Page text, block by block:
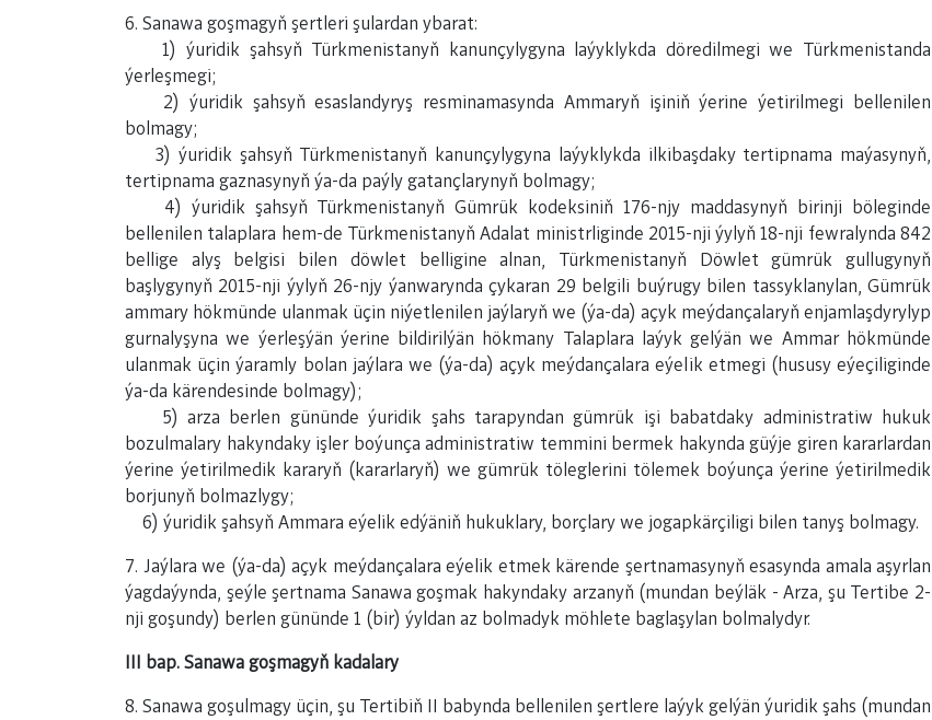
6. Sanawa goşmagyň şertleri şulardan ybarat:
1) ýuridik şahsyň Türkmenistanyň kanunçylygyna laýyklykda döredilmegi we Türkmenistanda
ýerleşmegi;
2) ýuridik şahsyň esaslandyryş resminamasynda Ammaryň işiniň ýerine ýetirilmegi bellenilen
bolmagy;
3) ýuridik şahsyň Türkmenistanyň kanunçylygyna laýyklykda ilkibaşdaky tertipnama maýasynyň,
tertipnama gaznasynyň ýa-da paýly gatançlarynyň bolmagy;
4) ýuridik şahsyň Türkmenistanyň Gümrük kodeksiniň 176-njy maddasynyň birinji böleginde
bellenilen talaplara hem-de Türkmenistanyň Adalat ministrliginde 2015-nji ýylyň 18-nji fewralynda 842
bellige alyş belgisi bilen döwlet belligine alnan, Türkmenistanyň Döwlet gümrük gullugynyň
başlygynyň 2015-nji ýylyň 26-njy ýanwarynda çykaran 29 belgili buýrugy bilen tassyklanylan, Gümrük
ammary hökmünde ulanmak üçin niýetlenilen jaýlaryň we (ýa-da) açyk meýdançalaryň enjamlaşdyrylyp
gurnalyşyna we ýerleşýän ýerine bildirilýän hökmany Talaplara laýyk gelýän we Ammar hökmünde
ulanmak üçin ýaramly bolan jaýlara we (ýa-da) açyk meýdançalara eýelik etmegi (hususy eýeçiliginde
ýa-da kärendesinde bolmagy);
5) arza berlen gününde ýuridik şahs tarapyndan gümrük işi babatdaky administratiw hukuk
bozulmalary hakyndaky işler boýunça administratiw temmini bermek hakynda güýje giren kararlardan
ýerine ýetirilmedik kararyň (kararlaryň) we gümrük töleglerini tölemek boýunça ýerine ýetirilmedik
borjunyň bolmazlygy;
6) ýuridik şahsyň Ammara eýelik edýäniň hukuklary, borçlary we jogapkärçiligi bilen tanyş bolmagy.
7. Jaýlara we (ýa-da) açyk meýdançalara eýelik etmek kärende şertnamasynyň esasynda amala aşyrlan
ýagdaýynda, şeýle şertnama Sanawa goşmak hakyndaky arzanyň (mundan beýläk - Arza, şu Tertibe 2-
nji goşundy) berlen gününde 1 (bir) ýyldan az bolmadyk möhlete baglaşylan bolmalydyr.
III bap. Sanawa goşmagyň kadalary
8. Sanawa goşulmagy üçin, şu Tertibiň II babynda bellenilen şertlere laýyk gelýän ýuridik şahs (mundan